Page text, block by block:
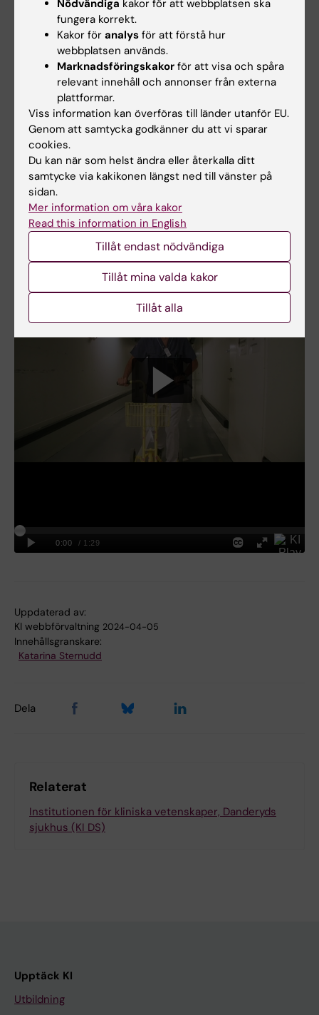
universitet med läkarexamen 1987. 1989–1990
forskade han vid Mount Sinai Medical Center,
Miami, USA. Han disputerade vid Göteborgs
universitet 1996 och började samma år forska vid
Karolinska Institutet. Han blev docent 2001.
Svenningsson blev 1998 specialist i neurologi och
är sedan 2015 överläkare vid Danderyds sjukhus.
Anders Svenningsson har anställts som professor
i neurologi med inriktning mot
neuroinflammatoriska sjukdomar vid Karolinska
Institutet från 1 april 2023.
Uppdaterad av:
KI webbförvaltning 2024-04-05
Innehållsgranskare:
Katarina Sternudd
Dela
Relaterat
Institutionen för kliniska vetenskaper, Danderyds
sjukhus (KI DS)
Upptäck KI
Utbildning
Nödvändiga kakor för att webbplatsen ska
fungera korrekt.
Kakor för analys för att förstå hur
webbplatsen används.
Marknadsföringskakor för att visa och spåra
relevant innehåll och annonser från externa
plattformar.
Viss information kan överföras till länder utanför EU.
Genom att samtycka godkänner du att vi sparar
cookies.
Du kan när som helst ändra eller återkalla ditt
samtycke via kakikonen längst ned till vänster på
sidan.
Mer information om våra kakor
Read this information in English
Tillåt endast nödvändiga
Tillåt mina valda kakor
Tillåt alla